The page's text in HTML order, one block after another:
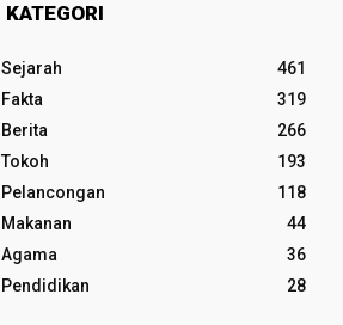
KATEGORI
Sejarah
461
Fakta
319
Berita
266
Tokoh
193
Pelancongan
118
Makanan
44
Agama
36
Pendidikan
28